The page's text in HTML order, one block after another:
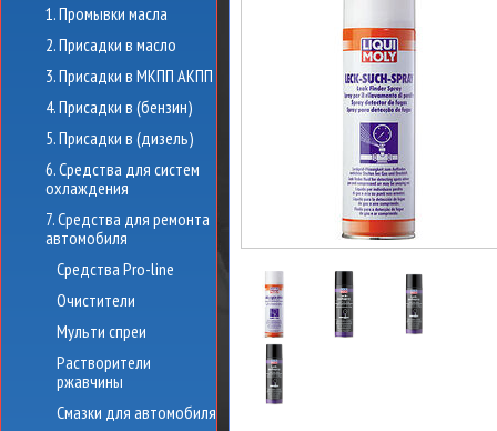
1. Промывки масла
2. Присадки в масло
3. Присадки в МКПП АКПП
4. Присадки в (бензин)
5. Присадки в (дизель)
6. Средства для систем
охлаждения
7. Средства для ремонта
автомобиля
Средства Pro-line
Очистители
Мульти спреи
Растворители
ржавчины
Смазки для автомобиля